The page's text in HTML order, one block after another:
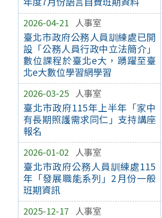
2026-04-21 人事室
臺北市政府公務人員訓練處已開
設「公務人員行政中立法簡介」
數位課程於臺北e大，踴躍至臺
北e大數位學習網學習
2026-03-25 人事室
臺北市政府115年上半年「家中
有長期照護需求同仁」支持講座
報名
2026-01-02 人事室
臺北市政府公務人員訓練處115
年「發展職能系列」2月份一般
班期資訊
2025-12-17 人事室